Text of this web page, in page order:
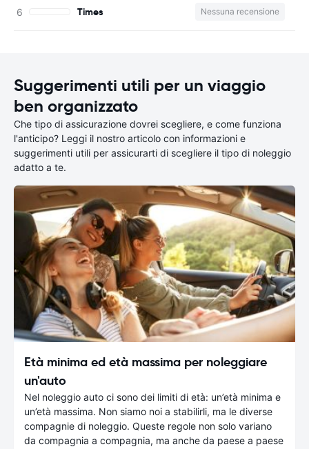
Times Nessuna recensione
Suggerimenti utili per un viaggio
ben organizzato
Che tipo di assicurazione dovrei scegliere, e come funziona
l'anticipo? Leggi il nostro articolo con informazioni e
suggerimenti utili per assicurarti di scegliere il tipo di noleggio
adatto a te.
Età minima ed età massima per noleggiare
un'auto
Nel noleggio auto ci sono dei limiti di età: un’età minima e
un’età massima. Non siamo noi a stabilirli, ma le diverse
compagnie di noleggio. Queste regole non solo variano
da compagnia a compagnia, ma anche da paese a paese